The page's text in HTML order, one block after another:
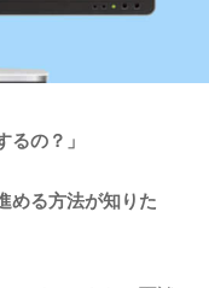
るの？」
める方法が知りた